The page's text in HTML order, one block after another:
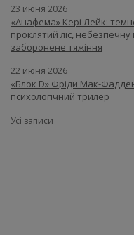
23 июня 2026
«Анафема» Кері Лейк:
проклятий ліс, небезпечну
заборонене тяжіння
22 июня 2026
«Блок D» Фріди Мак-
психологічний трилер
Усі записи